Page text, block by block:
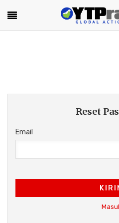
Reset
Email